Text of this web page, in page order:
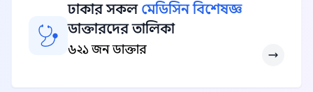
ঢাকার সকল মেডিসিন বিশেষজ্ঞ
ডাক্তারদের তালিকা
৬২১ জন ডাক্তার